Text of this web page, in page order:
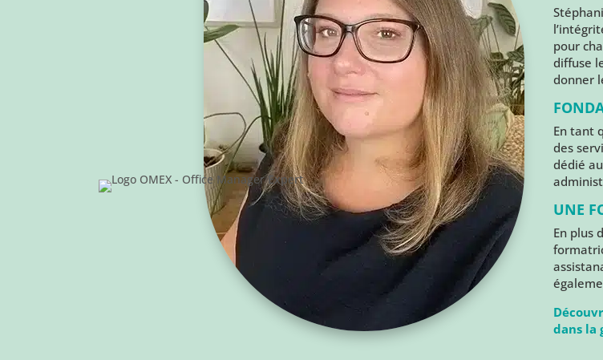
pour
diffuse
donner
En tant
des
dédié
UNE
En plus
dans la